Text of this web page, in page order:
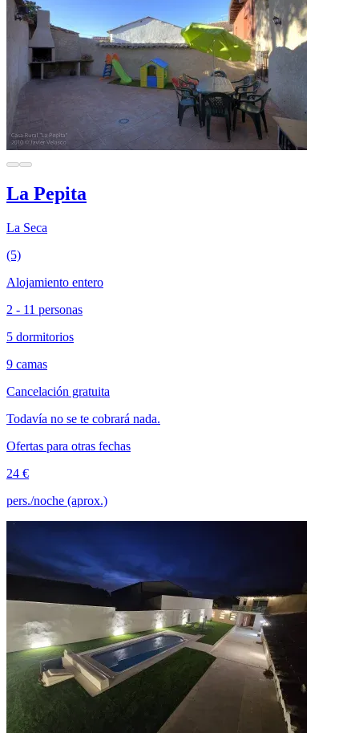
La Pepita
La Seca
(5)
Alojamiento entero
2 - 11 personas
5 dormitorios
9 camas
Cancelación gratuita
Todavía no se te cobrará nada.
Ofertas para otras fechas
24 €
pers./noche (aprox.)